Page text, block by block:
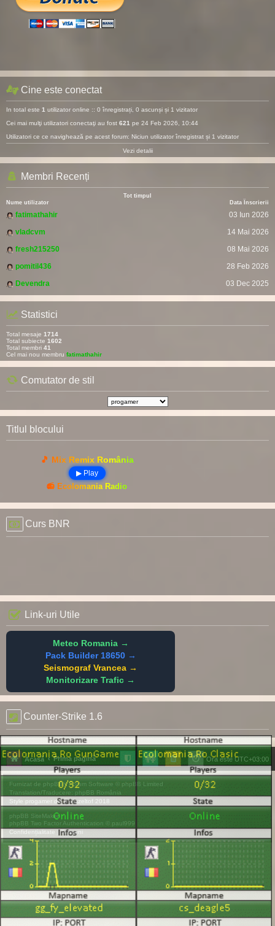
Cine este conectat
In total este 1 utilizator online :: 0 înregistrați, 0 ascunși și 1 vizitator
Cei mai mulţi utilizatori conectaţi au fost 621 pe 24 Feb 2026, 10:44
Utilizatori ce ce navighează pe acest forum: Niciun utilizator înregistrat și 1 vizitator
Vezi detalii
Membri Recenți
Tot timpul
Nume utilizator
Data Înscrierii
fatimathahir
03 Iun 2026
vladcvm
14 Mai 2026
fresh215250
08 Mai 2026
pomitil436
28 Feb 2026
Devendra
03 Dec 2025
Statistici
Total mesaje 1714
Total subiecte 1602
Total membri 41
Cel mai nou membru fatimathahir
Comutator de stil
Titlul blocului
🎵 Mix Remix România
▶ Play
📻 Ecolomania Radio
Curs BNR
Link-uri Utile
Meteo Romania →
Pack Builder 18650 →
Seismograf Vrancea →
Monitorizare Trafic →
Counter-Strike 1.6
Acasă Prima pagină Ora este UTC+03:00
Furnizat de phpBB® Forum Software © phpBB Limited
Translation/Traducere: phpBB România
Style progamer de ©Mazeltof 2018
phpBB SiteMaker
phpBB Two Factor Authentication © paul999
Confidențialitate |Termeni